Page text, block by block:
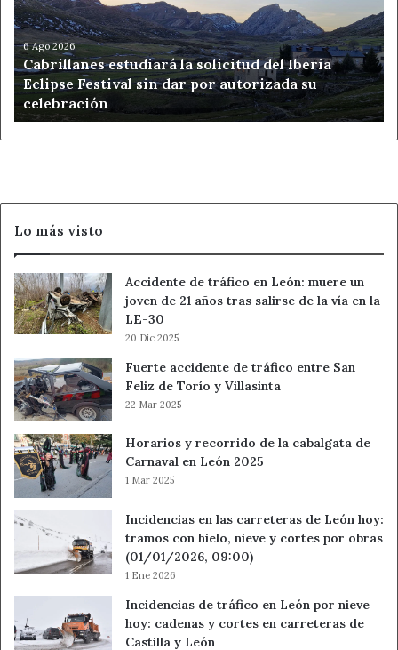
del
Iberia
Eclipse
Festival
sin
dar
por
autorizada
6 Ago 2026
Cabrillanes estudiará la solicitud del Iberia
Eclipse Festival sin dar por autorizada su
celebración
Lo más visto
Accidente de tráfico en León: muere un
joven de 21 años tras salirse de la vía en la
LE-30
20 Dic 2025
Fuerte accidente de tráfico entre San
Feliz de Torío y Villasinta
22 Mar 2025
Horarios y recorrido de la cabalgata de
Carnaval en León 2025
1 Mar 2025
Incidencias en las carreteras de León hoy:
tramos con hielo, nieve y cortes por obras
(01/01/2026, 09:00)
1 Ene 2026
Incidencias de tráfico en León por nieve
hoy: cadenas y cortes en carreteras de
Castilla y León